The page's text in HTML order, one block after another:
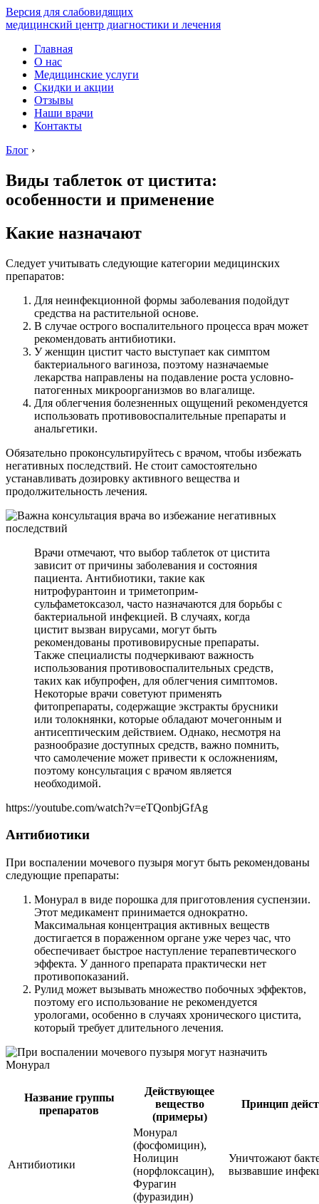
Версия для слабовидящих
медицинский центр диагностики и лечения
Главная
О нас
Медицинские услуги
Скидки и акции
Отзывы
Наши врачи
Контакты
Блог ›
Виды таблеток от цистита:
особенности и применение
Какие назначают
Следует учитывать следующие категории медицинских
препаратов:
Для неинфекционной формы заболевания подойдут
средства на растительной основе.
В случае острого воспалительного процесса врач может
рекомендовать антибиотики.
У женщин цистит часто выступает как симптом
бактериального вагиноза, поэтому назначаемые
лекарства направлены на подавление роста условно-
патогенных микроорганизмов во влагалище.
Для облегчения болезненных ощущений рекомендуется
использовать противовоспалительные препараты и
анальгетики.
Обязательно проконсультируйтесь с врачом, чтобы избежать
негативных последствий. Не стоит самостоятельно
устанавливать дозировку активного вещества и
продолжительность лечения.
Врачи отмечают, что выбор таблеток от цистита
зависит от причины заболевания и состояния
пациента. Антибиотики, такие как
нитрофурантоин и триметоприм-
сульфаметоксазол, часто назначаются для борьбы с
бактериальной инфекцией. В случаях, когда
цистит вызван вирусами, могут быть
рекомендованы противовирусные препараты.
Также специалисты подчеркивают важность
использования противовоспалительных средств,
таких как ибупрофен, для облегчения симптомов.
Некоторые врачи советуют применять
фитопрепараты, содержащие экстракты брусники
или толокнянки, которые обладают мочегонным и
антисептическим действием. Однако, несмотря на
разнообразие доступных средств, важно помнить,
что самолечение может привести к осложнениям,
поэтому консультация с врачом является
необходимой.
https://youtube.com/watch?v=eTQonbjGfAg
Антибиотики
При воспалении мочевого пузыря могут быть рекомендованы
следующие препараты:
Монурал в виде порошка для приготовления суспензии.
Этот медикамент принимается однократно.
Максимальная концентрация активных веществ
достигается в пораженном органе уже через час, что
обеспечивает быстрое наступление терапевтического
эффекта. У данного препарата практически нет
противопоказаний.
Рулид может вызывать множество побочных эффектов,
поэтому его использование не рекомендуется
урологами, особенно в случаях хронического цистита,
который требует длительного лечения.
Название группы
препаратов
Действующее
вещество
(примеры)
Принцип
Антибиотики
Монурал
(фосфомицин),
Нолицин
(норфлоксацин),
Фурагин
(фуразидин)
Уничтожают
вызвавшие